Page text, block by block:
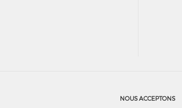
NOUS ACCEPTONS